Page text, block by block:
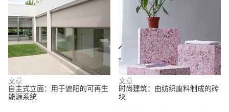
文章
自主式立面：用于遮阳的可再生
能源系统
文章
时尚建筑：由纺织废料制成的砖
块